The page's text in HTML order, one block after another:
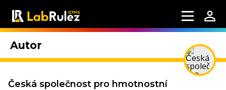
Autor
Česká společnost pro hmotnostní